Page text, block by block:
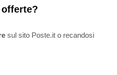
sul sito Poste.it o recandosi